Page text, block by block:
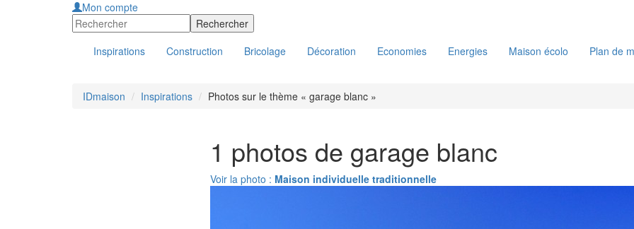
Mon compte
Inspirations Construction Bricolage Décoration Economies Energies Maison écolo Plan de
IDmaison Inspirations Photos sur le thème « garage blanc »
1 photos de garage blanc
Voir la photo : Maison individuelle traditionnelle